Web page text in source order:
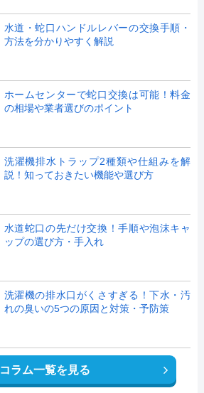
水道・蛇口ハンドルレバーの交換手順・
方法を分かりやすく解説
ホームセンターで蛇口交換は可能！料金
の相場や業者選びのポイント
洗濯機排水トラップ2種類や仕組みを解
説！知っておきたい機能や選び方
水道蛇口の先だけ交換！手順や泡沫キャ
ップの選び方・手入れ
洗濯機の排水口がくさすぎる！下水・汚
れの臭いの5つの原因と対策・予防策
コラム一覧を見る